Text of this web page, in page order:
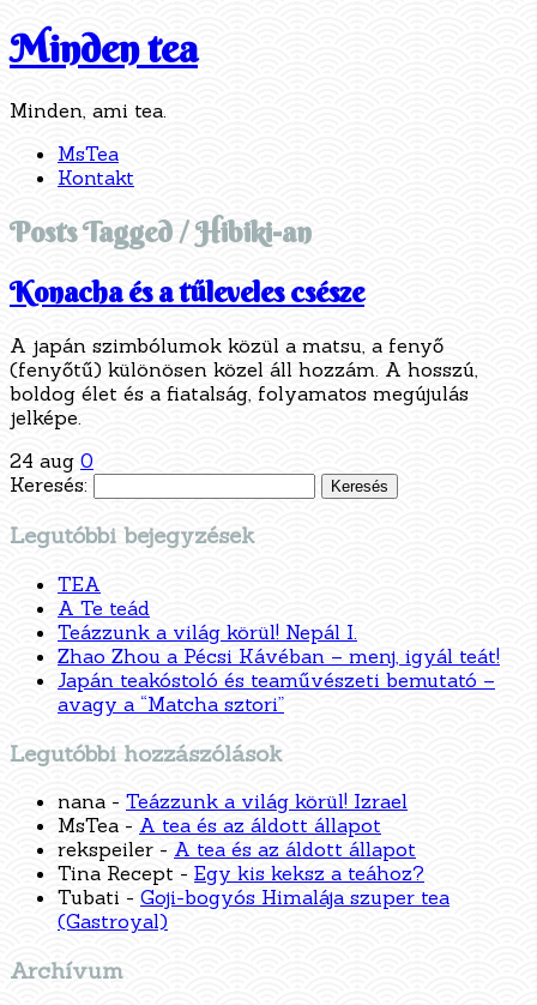
Minden tea
Minden, ami tea.
MsTea
Kontakt
Posts Tagged /Hibiki-an
Konacha és a tűleveles csésze
A japán szimbólumok közül a matsu, a fenyő
(fenyőtű) különösen közel áll hozzám. A hosszú,
boldog élet és a fiatalság, folyamatos megújulás
jelképe.
24 aug 0
Keresés:
Legutóbbi bejegyzések
TEA
A Te teád
Teázzunk a világ körül! Nepál I.
Zhao Zhou a Pécsi Kávéban – menj, igyál teát!
Japán teakóstoló és teaművészeti bemutató –
avagy a “Matcha sztori”
Legutóbbi hozzászólások
nana - Teázzunk a világ körül! Izrael
MsTea - A tea és az áldott állapot
rekspeiler - A tea és az áldott állapot
Tina Recept - Egy kis keksz a teához?
Tubati - Goji-bogyós Himalája szuper tea
(Gastroyal)
Archívum